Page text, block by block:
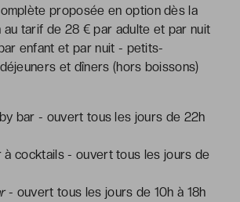
proposée en option dès la
au tarif de 28 € par adulte et par nuit
enfant et par nuit - petits-
et dîners (hors boissons)
bar - ouvert tous les jours de 22h
à cocktails - ouvert tous les jours de
- ouvert tous les jours de 10h à 18h